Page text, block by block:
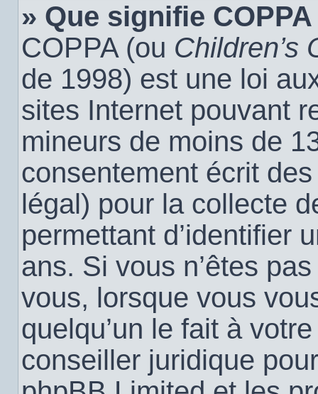
» Que signifie
COPPA (ou Children’s
de 1998) est une loi
sites Internet pouvant
mineurs de moins de
consentement écrit
légal) pour la collecte
permettant d’identifier
ans. Si vous n’êtes
vous, lorsque vous
quelqu’un le fait à
conseiller juridique